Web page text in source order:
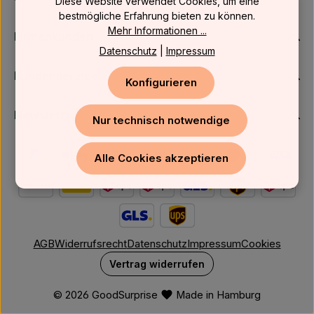
Firmenkunden
Kundenservice
Newsletter
© 2026 GoodSurprise Made in Hamburg
AGBWiderrufsrechtDatenschutzImpressumCookies
Vertrag widerrufen
bestmögliche Erfahrung bieten zu können.
Mehr Informationen ...
Datenschutz
Impressum
Nur technisch notwendige
Konfigurieren
Alle Cookies akzeptieren